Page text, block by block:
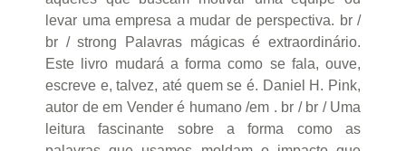
levar uma empresa a mudar de perspectiva. br /
br / strong Palavras mágicas é extraordinário.
Este livro mudará a forma como se fala, ouve,
escreve e, talvez, até quem se é. Daniel H. Pink,
autor de em Vender é humano /em . br / br / Uma
leitura fascinante sobre a forma como as